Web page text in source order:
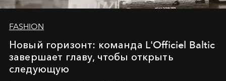
FASHION
Новый горизонт: команда L'Officiel Baltic
завершает главу, чтобы открыть
следующую